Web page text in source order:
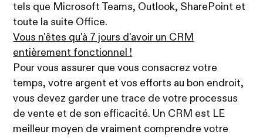
tels que Microsoft Teams, Outlook, SharePoint et
toute la suite Office.
Vous n'êtes qu'à 7 jours d'avoir un CRM
entièrement fonctionnel !
Pour vous assurer que vous consacrez votre
temps, votre argent et vos efforts au bon endroit,
vous devez garder une trace de votre processus
de vente et de son efficacité. Un CRM est LE
meilleur moyen de vraiment comprendre votre